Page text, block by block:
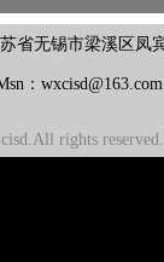
无锡市梁溪区凤
：
cisd.All rights